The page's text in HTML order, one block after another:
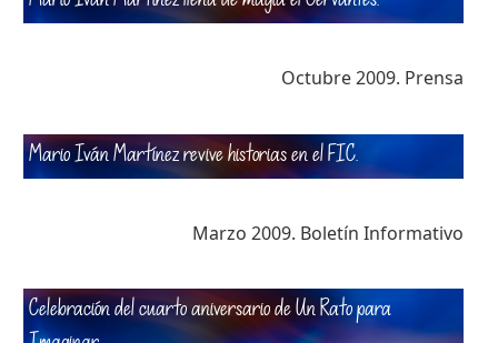
Octubre 2009. Prensa
Mario Iván Martínez revive historias en el FIC.
Marzo 2009. Boletín Informativo
Celebración del cuarto aniversario de Un Rato para